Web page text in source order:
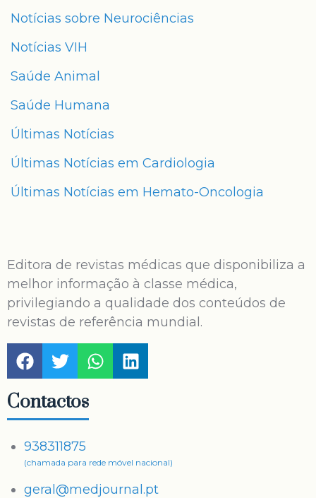
Notícias sobre Neurociências
Notícias VIH
Saúde Animal
Saúde Humana
Últimas Notícias
Últimas Notícias em Cardiologia
Últimas Notícias em Hemato-Oncologia
Editora de revistas médicas que disponibiliza a
melhor informação à classe médica,
privilegiando a qualidade dos conteúdos de
revistas de referência mundial.
Contactos
938311875
(chamada para rede móvel nacional)
geral@medjournal.pt